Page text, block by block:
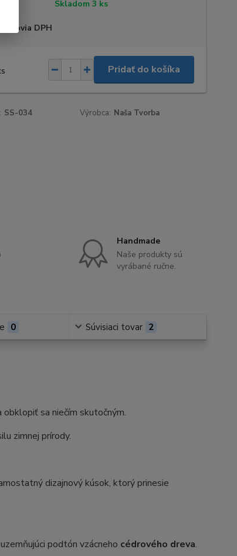
Skladom 3 ks
DPH
Pridať do košíka
SS-034 Výrobca: Naša Tvorba
Handmade
Naše produkty sú
vyrábané ručne.
0 Súvisiaci tovar 2
sa niečím skutočným.
zimnej prírody.
dizajnový kúsok, ktorý prinesie
podtón vzácneho cédrového dreva.